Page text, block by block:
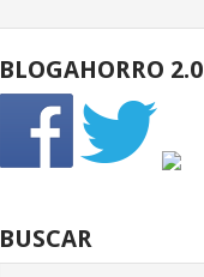
BLOGAHORRO 2.0
BUSCAR